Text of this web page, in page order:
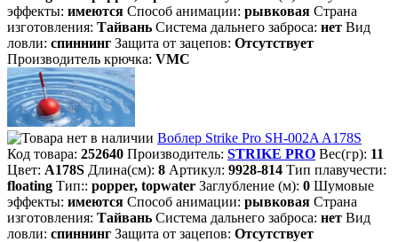
эффекты: имеются Способ анимации: рывковая Страна
изготовления: Тайвань Система дальнего заброса: нет Вид
ловли: спиннинг Защита от зацепов: Отсутствует
Производитель крючка: VMC
Воблер Strike Pro SH-002A A178S
Код товара: 252640 Производитель: STRIKE PRO Вес(гр): 11
Цвет: A178S Длина(см): 8 Артикул: 9928-814 Тип плавучести:
floating Тип:: popper, topwater Заглубление (м): 0 Шумовые
эффекты: имеются Способ анимации: рывковая Страна
изготовления: Тайвань Система дальнего заброса: нет Вид
ловли: спиннинг Защита от зацепов: Отсутствует